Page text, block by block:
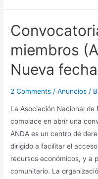
Ambientales
la
Región
de
Puerto
miembros
Nueva
2 Comments /Anuncios /
La Asociación Nacional de
complace en abrir una
ANDA es un centro de
dirigido a facilitar el
recursos económicos, y a
comunitario. La